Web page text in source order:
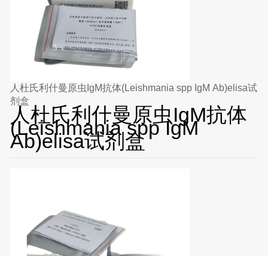
人杜氏利什曼原虫IgM抗体(Leishmania spp IgM Ab)elisa试
剂盒
人杜氏利什曼原虫IgM抗体
(Leishmania spp IgM
Ab)elisa试剂盒